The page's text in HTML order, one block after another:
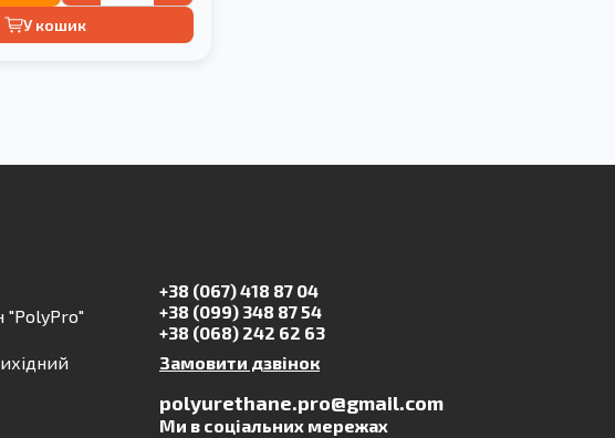
У кошик
"PolyPro"
+38 (067) 418 87 04
+38 (099) 348 87 54
+38 (068) 242 62 63
Замовити дзвінок
polyurethane.pro@gmail.com
Ми в соціальних мережах